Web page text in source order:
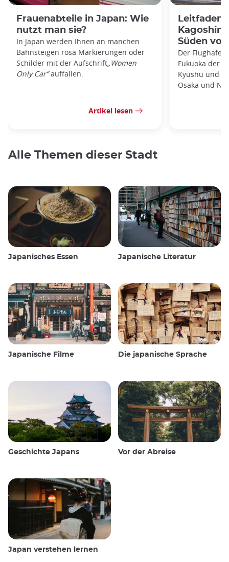
Frauenabteile in Japan: Wie
nutzt man sie?
In Japan werden Ihnen an manchen
Bahnsteigen rosa Markierungen oder
Schilder mit der Aufschrift„Women
Only Car“auffallen.
Artikel lesen
Leitfaden
Süden
Der Flughafen
Fukuoka der
Kyushu und
Osaka und
Alle Themen dieser Stadt
Japanisches Essen Japanische Literatur
Japanische Filme Die japanische Sprache
Geschichte Japans Vor der Abreise
Japan verstehen lernen